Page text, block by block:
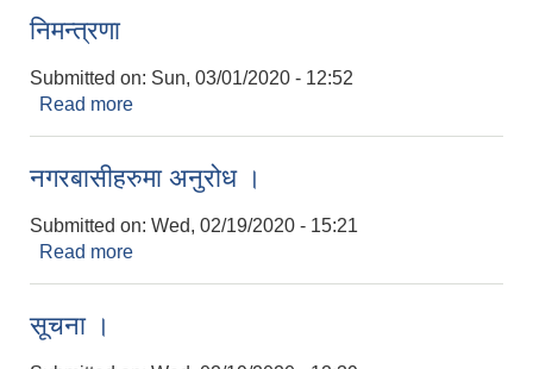
निमन्त्रणा
Submitted on: Sun, 03/01/2020 - 12:52
Read more
नगरबासीहरुमा अनुरोध ।
Submitted on: Wed, 02/19/2020 - 15:21
Read more
सूचना ।